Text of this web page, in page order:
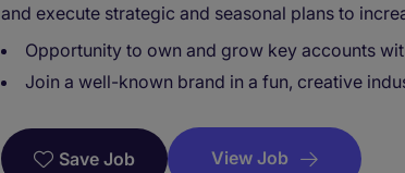
and execute strategic and seasonal plans to
Opportunity to own and grow key accounts
Join a well-known brand in a fun, creative
Save Job View Job